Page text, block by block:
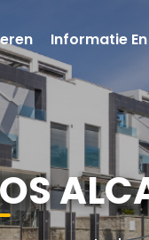
Informatie